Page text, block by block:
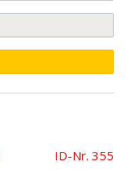
ID-Nr. 355